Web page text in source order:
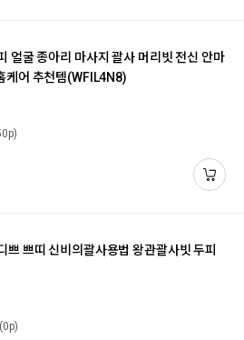
얼굴 종아리 마사지 괄사 머리빗 전신 안마
케어 추천템(WFIL4N8)
쁘 쁘띠 신비의괄사용법 왕관괄사빗 두피
(0p)